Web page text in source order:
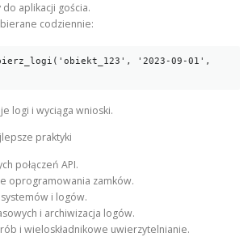
do aplikacji gościa.
codziennie:
logi i wyciąga wnioski.
praktyki
połączeń API.
oprogramowania zamków.
i logów.
i archiwizacja logów.
i wieloskładnikowe uwierzytelnianie.